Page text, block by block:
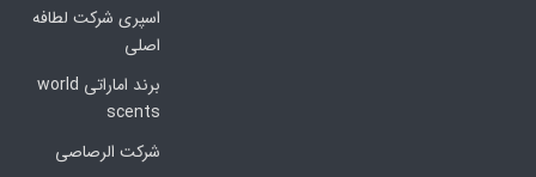
اسپری شرکت لطافه
اصلی
برند اماراتی world
scents
شرکت الرصاصی